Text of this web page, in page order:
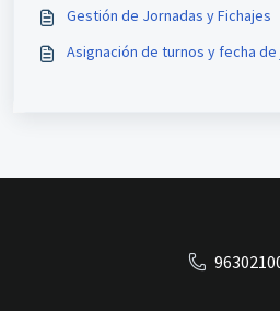
Gestión de Jornadas y Fichajes
Asignación de turnos y fecha de